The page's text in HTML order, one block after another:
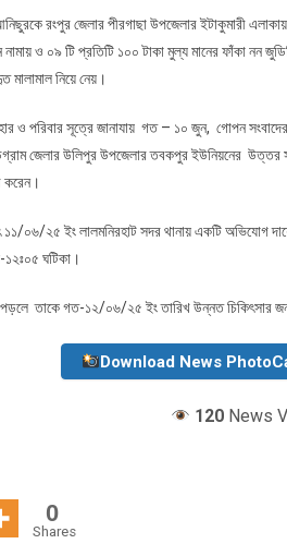
রংপুর জেলার পীরগাছা উপজেলার ইটাকুমারী
নামায় ও ০৯ টি প্রতিটি ১০০ টাকা মুল্য মানের ফাঁকা নন
মালামাল নিয়ে নেয়।
ও পরিবার সূত্রে জানাযায় গত – ১০ জুন, গোপন
জেলার উলিপুর উপজেলার তবকপুর ইউনিয়নের উত্তর
করেন।
১১/০৬/২৫ ইং লালমনিরহাট সদর থানায় একটি অভিযোগ
ঘটিকা।
তাকে গত-১২/০৬/২৫ ইং তারিখ উন্নত চিকিৎসার
Download News
120News
0
Shares